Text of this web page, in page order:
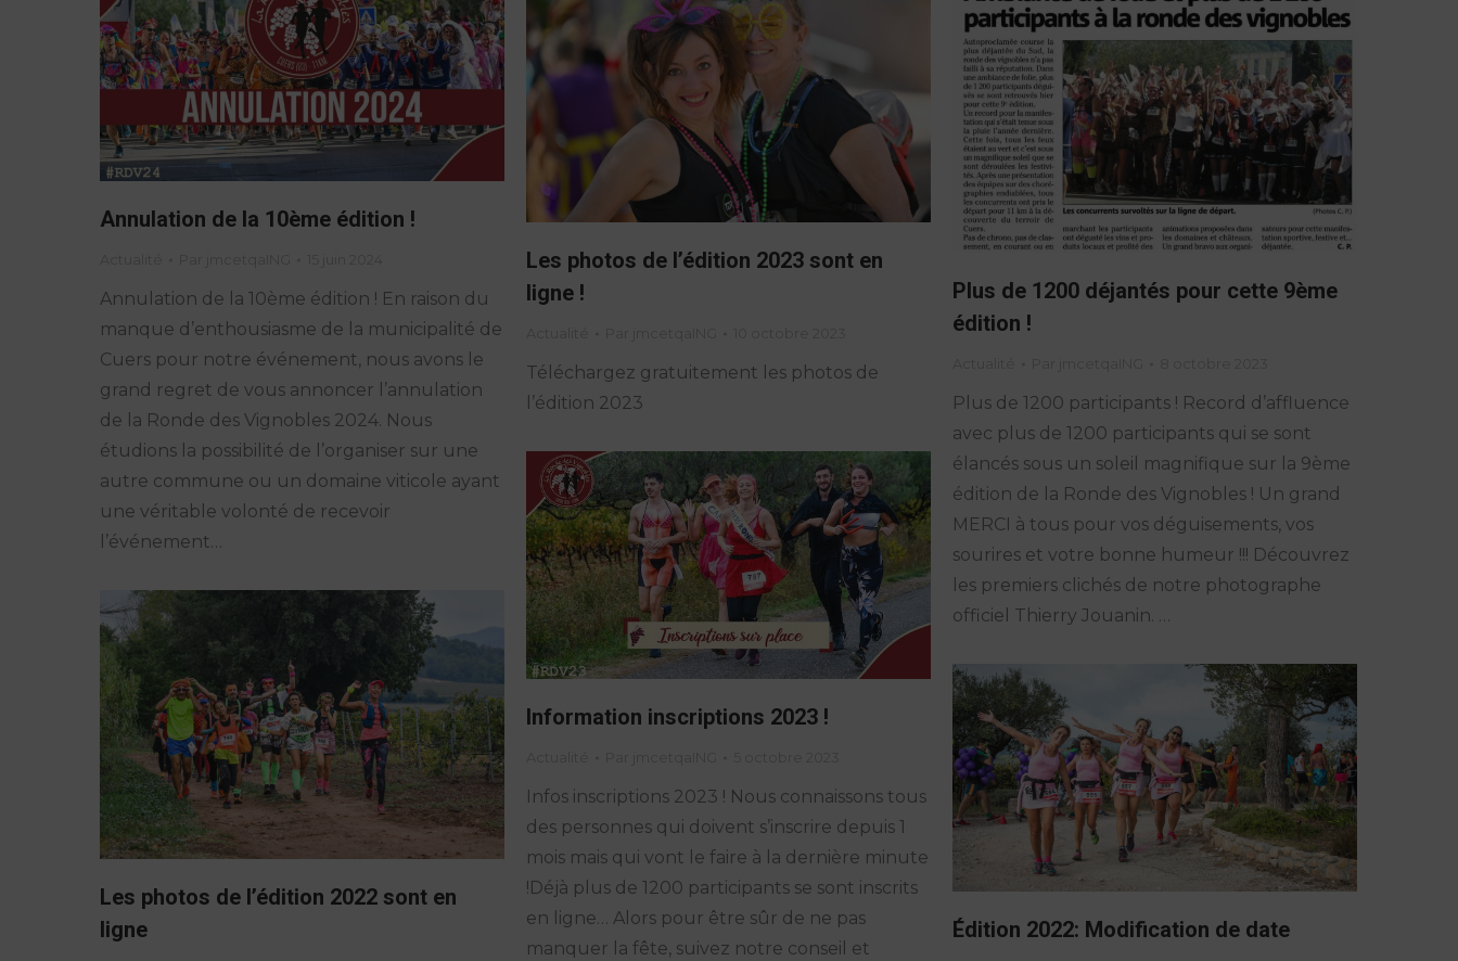
Annulation de la 10ème édition !
Annulation de la 10ème édition ! En raison du
manque d’enthousiasme de la municipalité de
Cuers pour notre événement, nous avons le
grand regret de vous annoncer l’annulation
de la Ronde des Vignobles 2024. Nous
étudions la possibilité de l’organiser sur une
autre commune ou un domaine viticole ayant
une véritable volonté de recevoir
l’événement…
Les photos de l’édition 2023 sont en
ligne !
Téléchargez gratuitement les photos de
l’édition 2023
Plus de 1200 déjantés pour cette 9ème
édition !
Plus de 1200 participants ! Record d’affluence
avec plus de 1200 participants qui se sont
élancés sous un soleil magnifique sur la 9ème
édition de la Ronde des Vignobles ! Un grand
MERCI à tous pour vos déguisements, vos
sourires et votre bonne humeur !!! Découvrez
les premiers clichés de notre photographe
officiel Thierry Jouanin. …
Information inscriptions 2023 !
Infos inscriptions 2023 ! Nous connaissons tous
des personnes qui doivent s’inscrire depuis 1
mois mais qui vont le faire à la dernière minute
!Déjà plus de 1200 participants se sont inscrits
en ligne… Alors pour être sûr de ne pas
manquer la fête, suivez notre conseil et
Les photos de l’édition 2022 sont en
ligne
Édition 2022: Modification de date